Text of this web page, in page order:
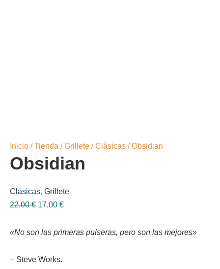
Inicio /Tienda /Grillete /Clásicas / Obsidian
Obsidian
Clásicas, Grillete
22,00€ El
original
22,00 €.
17,00 €El
actual
«No son las primeras pulseras, pero son las mejores»
– Steve Works.